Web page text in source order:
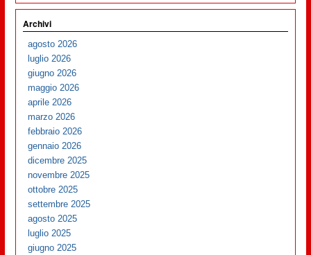
Archivi
agosto 2026
luglio 2026
giugno 2026
maggio 2026
aprile 2026
marzo 2026
febbraio 2026
gennaio 2026
dicembre 2025
novembre 2025
ottobre 2025
settembre 2025
agosto 2025
luglio 2025
giugno 2025